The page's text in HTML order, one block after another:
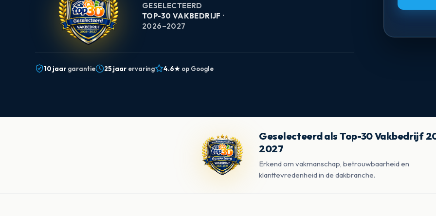
GESELECTEERD
TOP-30 VAKBEDRIJF ·
2026–2027
10 jaar garantie 25 jaar ervaring 4.6★ op Google
Geselecteerd als Top-30 Vakbedrijf
2027
Erkend om vakmanschap, betrouwbaarheid en
klanttevredenheid in de dakbranche.